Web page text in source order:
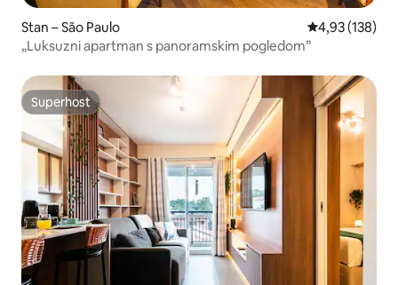
Stan – São Paulo Prosječna
4,93 (138)
„Luksuzni apartman s panoramskim pogledom”
Superhost
Superhost